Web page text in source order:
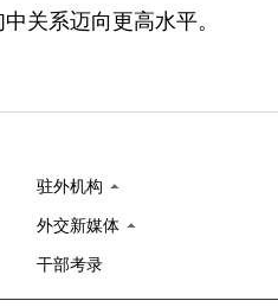
关系迈向更高水平。
驻外机构
外交新媒体
干部考录